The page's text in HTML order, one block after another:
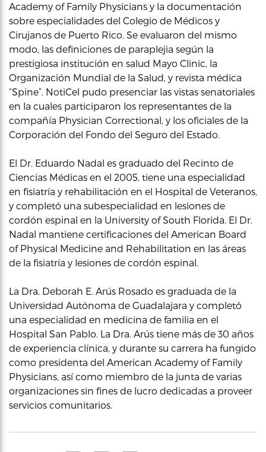
Academy of Family Physicians y la documentación
sobre especialidades del Colegio de Médicos y
Cirujanos de Puerto Rico. Se evaluaron del mismo
modo, las definiciones de paraplejia según la
prestigiosa institución en salud Mayo Clinic, la
Organización Mundial de la Salud, y revista médica
“Spine”. NotiCel pudo presenciar las vistas senatoriales
en la cuales participaron los representantes de la
compañía Physician Correctional, y los oficiales de la
Corporación del Fondo del Seguro del Estado.
El Dr. Eduardo Nadal es graduado del Recinto de
Ciencias Médicas en el 2005, tiene una especialidad
en fisiatría y rehabilitación en el Hospital de Veteranos,
y completó una subespecialidad en lesiones de
cordón espinal en la University of South Florida. El Dr.
Nadal mantiene certificaciones del American Board
of Physical Medicine and Rehabilitation en las áreas
de la fisiatría y lesiones de cordón espinal.
La Dra. Deborah E. Arús Rosado es graduada de la
Universidad Autónoma de Guadalajara y completó
una especialidad en medicina de familia en el
Hospital San Pablo. La Dra. Arús tiene más de 30 años
de experiencia clínica, y durante su carrera ha fungido
como presidenta del American Academy of Family
Physicians, así como miembro de la junta de varias
organizaciones sin fines de lucro dedicadas a proveer
servicios comunitarios.